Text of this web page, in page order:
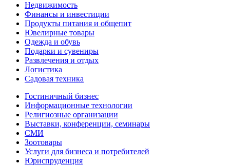
Недвижимость
Финансы и инвестиции
Продукты питания и общепит
Ювелирные товары
Одежда и обувь
Подарки и сувениры
Развлечения и отдых
Логистика
Садовая техника
Гостиничный бизнес
Информационные технологии
Религиозные организации
Выставки, конференции, семинары
СМИ
Зоотовары
Услуги для бизнеса и потребителей
Юриспруденция